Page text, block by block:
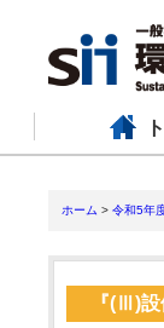
ホーム > 令和5年
『(Ⅲ)